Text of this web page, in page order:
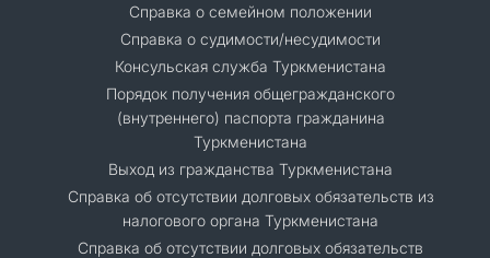
Справка о семейном положении
Справка о судимости/несудимости
Консульская служба Туркменистана
Порядок получения общегражданского
(внутреннего) паспорта гражданина
Туркменистана
Выход из гражданства Туркменистана
Справка об отсутствии долговых обязательств из
налогового органа Туркменистана
Справка об отсутствии долговых обязательств